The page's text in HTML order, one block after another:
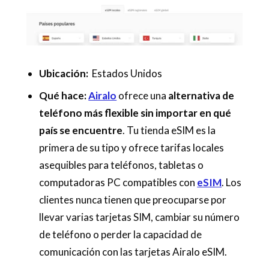
Ubicación: Estados Unidos
Qué hace:Airalo ofrece una alternativa de
teléfono más flexible sin importar en qué
país se encuentre. Tu tienda eSIM es la
primera de su tipo y ofrece tarifas locales
asequibles para teléfonos, tabletas o
computadoras PC compatibles con eSIM. Los
clientes nunca tienen que preocuparse por
llevar varias tarjetas SIM, cambiar su número
de teléfono o perder la capacidad de
comunicación con las tarjetas Airalo eSIM.